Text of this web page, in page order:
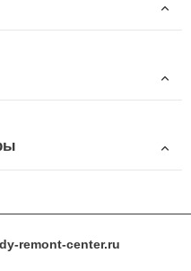
remont-center.ru